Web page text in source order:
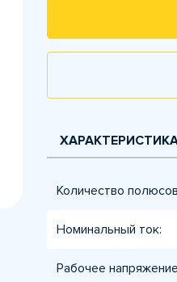
Количество
Номинальный ток:
Рабочее